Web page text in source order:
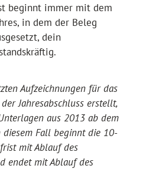
beginnt immer mit dem
in dem der Beleg
dein
Aufzeichnungen für das
Jahresabschluss erstellt,
aus 2013 ab dem
Fall beginnt die 10-
mit Ablauf des
endet mit Ablauf des